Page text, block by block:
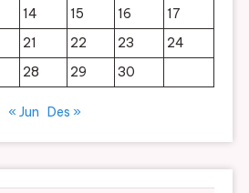
14 15 16
17
21 22 23
24
28 29 30
« Jun Des »